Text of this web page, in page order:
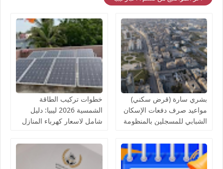
بشري سارة (قرض سكني)
مواعيد صرف دفعات الإسكان
الشبابي للمسجلين بالمنظومة
خطوات تركيب الطاقة
الشمسية 2026 ليبيا: دليل
شامل لاسعار كهرباء المنازل